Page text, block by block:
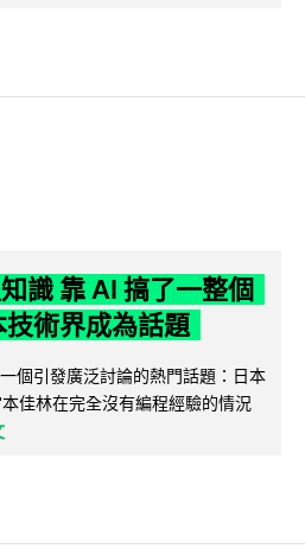
識 靠 AI 搞了一整個
術界成為話題
個引發廣泛討論的熱門話題：日本
佳林在完全沒有編程經驗的情況